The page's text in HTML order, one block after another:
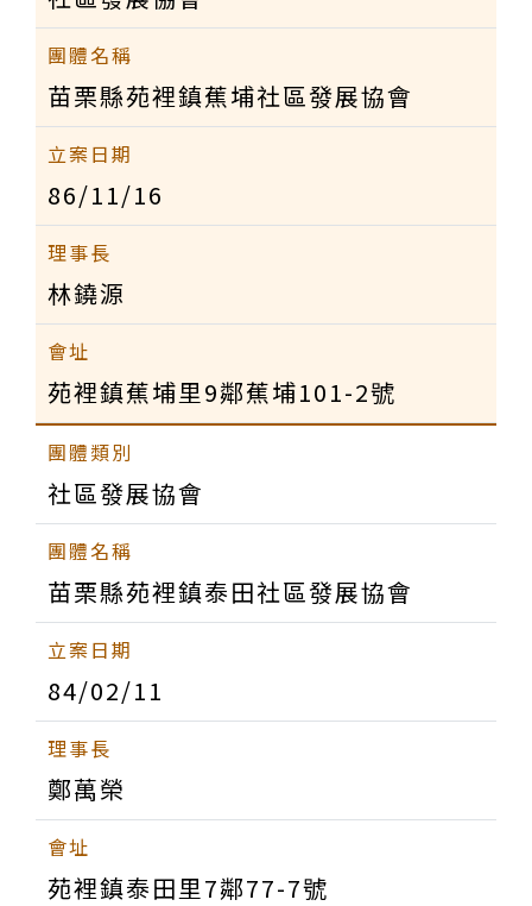
苗栗縣苑裡鎮蕉埔社區發展協會
86/11/16
林鐃源
苑裡鎮蕉埔里9鄰蕉埔101-2號
社區發展協會
苗栗縣苑裡鎮泰田社區發展協會
84/02/11
鄭萬榮
苑裡鎮泰田里7鄰77-7號